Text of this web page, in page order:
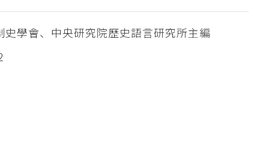
史學會、中央研究院歷史語言研究所主編